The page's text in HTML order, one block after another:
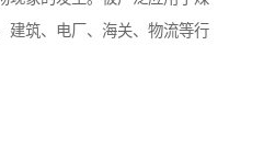
建筑、电厂、海关、物流等行